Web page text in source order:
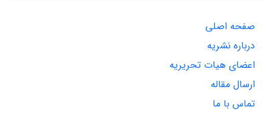
صفحه اصلی
درباره نشریه
اعضای هیات تحریریه
ارسال مقاله
تماس با ما